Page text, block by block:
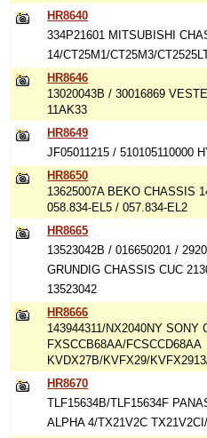
HR8640
334P21601 MITSUBISHI
14/CT25M1/CT25M3/
HR8646
13020043B / 30016869
11AK33
HR8649
JF05011215 / 510105110000
HR8650
13625007A BEKO CHASSIS
058.834-EL5 / 057.834-EL2
HR8665
13523042B / 016650201 /
GRUNDIG CHASSIS CUC
13523042
HR8666
143944311/NX2040NY SONY
FXSCCB68AA/FCSCCD68AA
KVDX27B/KVFX29/
HR8670
TLF15634B/TLF15634F
ALPHA 4/TX21V2C